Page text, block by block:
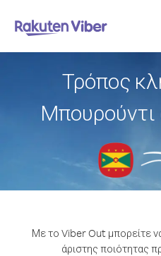
Τρόπος
Με το Viber Out μπορείτε
άριστης ποιότητας